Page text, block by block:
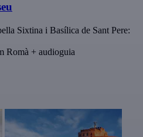
Sixtina i Basílica de Sant Pere:
Romà + audioguia